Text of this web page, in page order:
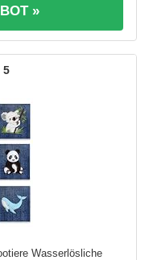
»
5
Wasserlösliche